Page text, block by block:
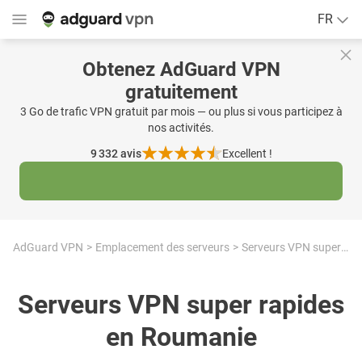
FR
Obtenez AdGuard VPN
gratuitement
3 Go de trafic VPN gratuit par mois — ou plus si vous participez à
nos activités.
9 332avis Excellent !
AdGuard VPN Emplacement des serveurs Serveurs VPN super rapides en Roumanie
Serveurs VPN super rapides
en Roumanie